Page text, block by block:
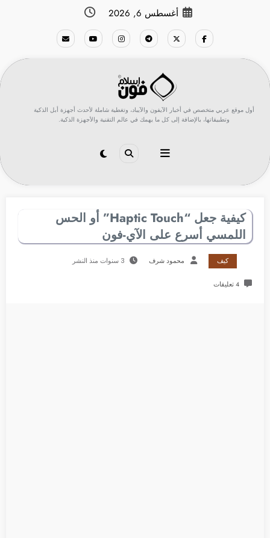
أغسطس 6, 2026
أول موقع عربي متخصص في أخبار الآيفون والآيباد، وتغطية شاملة لأحدث أجهزة أبل الذكية
وتطبيقاتها، بالإضافة إلى كل ما يهمك في عالم التقنية والأجهزة الذكية.
كيفية جعل “Haptic Touch” أو الحس
اللمسي أسرع على الآي-فون
كيف محمود شرف 3 سنوات منذ النشر
4 تعليقات